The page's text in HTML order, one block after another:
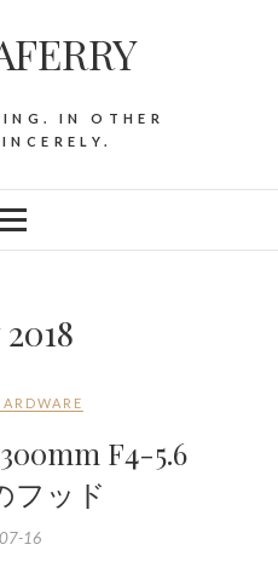
IN OTHER
F4-5.6
フッド
16